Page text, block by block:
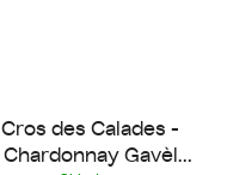
Cros des Calades -
Chardonnay Gavèl